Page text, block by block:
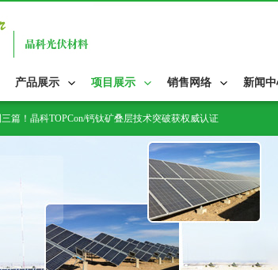
产品展示 项目展示 销售网络 新闻
签署413.9MW飞虎3组件供货协议
14MW地面电站项目，飞虎3组件助力深耕南高加索市场
三篇！晶科TOPCon/钙钛矿叠层技术突破获权威认证
上海电气电力电子签署战略合作协议，共筑新型电力系统产业生态
力山西能源转型取得新突破，打造国内首个零碳航空枢纽
！晶科能源Tiger Neo组件树立分布式光伏新标杆
TOPCon技术平台电池转换效率刷新世界纪录